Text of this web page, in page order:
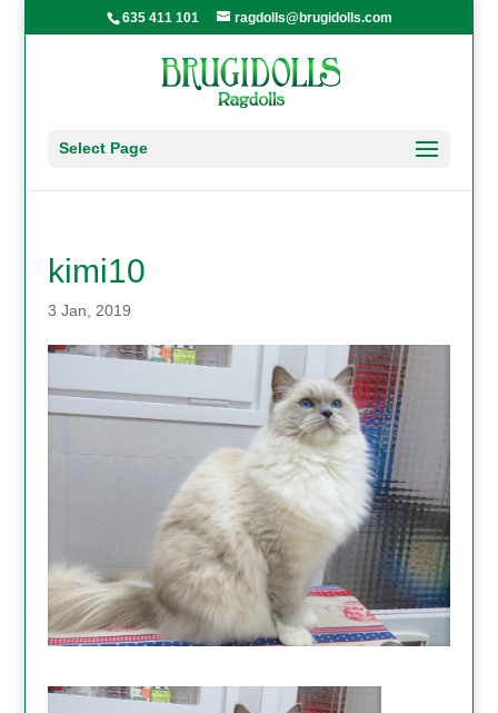
635 411 101 ragdolls@brugidolls.com
Select Page
kimi10
3 Jan, 2019